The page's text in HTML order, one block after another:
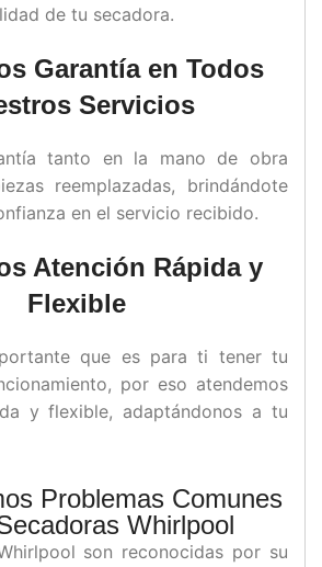
de tu secadora.
Garantía en Todos
Servicios
tanto en la mano de obra
reemplazadas, brindándote
en el servicio recibido.
Atención Rápida y
Flexible
que es para ti tener tu
por eso atendemos
y flexible, adaptándonos a tu
Problemas Comunes
Whirlpool
son reconocidas por su